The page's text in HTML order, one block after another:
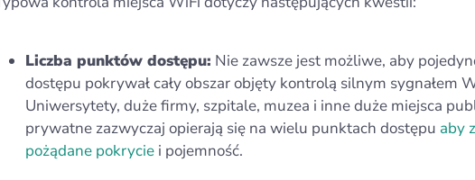
Liczba punktów dostępu: Nie zawsze jest możliwe, aby
dostępu pokrywał cały obszar objęty kontrolą silnym sygnałem
Uniwersytety, duże firmy, szpitale, muzea i inne duże miejsca
prywatne zazwyczaj opierają się na wielu punktach dostępu aby
pożądane pokryciei pojemność.